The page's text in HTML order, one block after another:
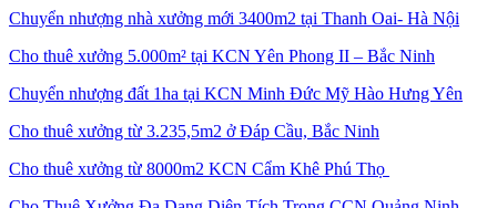
Chuyển nhượng nhà xưởng mới 3400m2 tại Thanh Oai- Hà Nội
Cho thuê xưởng 5.000m² tại KCN Yên Phong II – Bắc Ninh
Chuyển nhượng đất 1ha tại KCN Minh Đức Mỹ Hào Hưng Yên
Cho thuê xưởng từ 3.235,5m2 ở Đáp Cầu, Bắc Ninh
Cho thuê xưởng từ 8000m2 KCN Cẩm Khê Phú Thọ